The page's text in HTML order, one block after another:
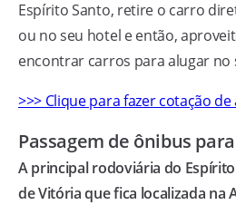
Espírito Santo, retire o carro
ou no seu hotel e então,
encontrar carros para alugar no
>>> Clique para fazer cotação
Passagem de ônibus
A principal rodoviária do
de Vitória que fica localizada na